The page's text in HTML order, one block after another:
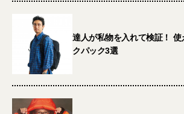
達人が私物を入れて検証！ 使
クパック3選